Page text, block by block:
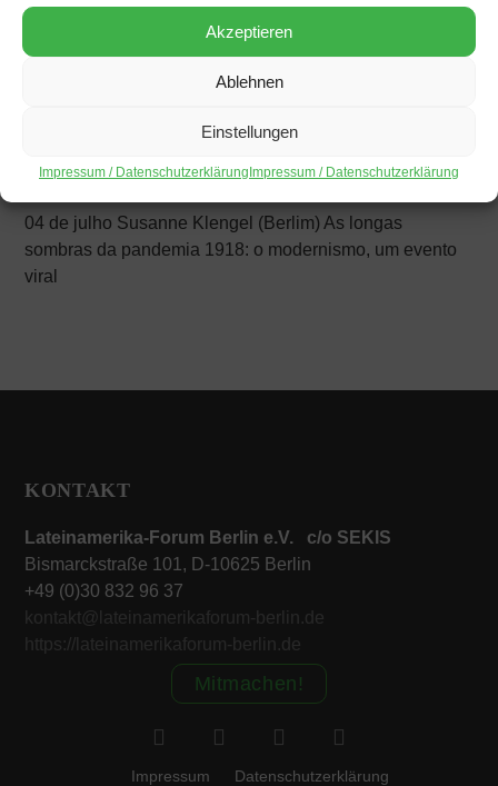
Akzeptieren
Ablehnen
Einstellungen
Impressum / Datenschutzerklärung Impressum / Datenschutzerklärung
30 de maio – ONLINE – Veronica Stigger (São
Paulo) Variações do desvario: as três capas para
27 de junho Mariana Simoni (Berlim) Devorando o
reantropofagia
04 de julho Susanne Klengel (Berlim) As longas
sombras da pandemia 1918: o modernismo, um evento
viral
KONTAKT
Lateinamerika-Forum Berlin e.V. c/o SEKIS
Bismarckstraße 101, D-10625 Berlin
+49 (0)30 832 96 37
kontakt@lateinamerikaforum-berlin.de
https://lateinamerikaforum-berlin.de
Mitmachen!
Impressum Datenschutzerklärung